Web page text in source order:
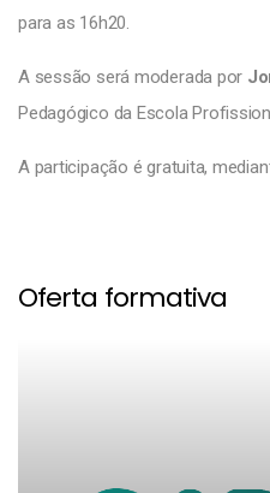
para as 16h20.
A sessão será moderada por
Pedagógico da Escola
A participação é gratuita,
Oferta formativa